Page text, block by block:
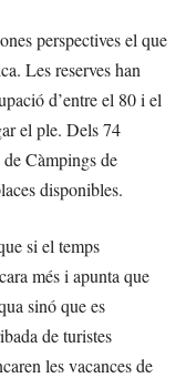
perspectives el que
Les reserves han
d’entre el 80 i el
el ple. Dels 74
Càmpings de
disponibles.
si el temps
més i apunta que
sinó que es
de turistes
les vacances de